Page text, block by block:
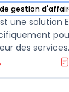
gestion
SX dans cette
une solution
pour
des
intégrée